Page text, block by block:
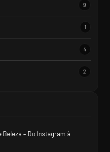
9
1
4
2
– Do Instagram à